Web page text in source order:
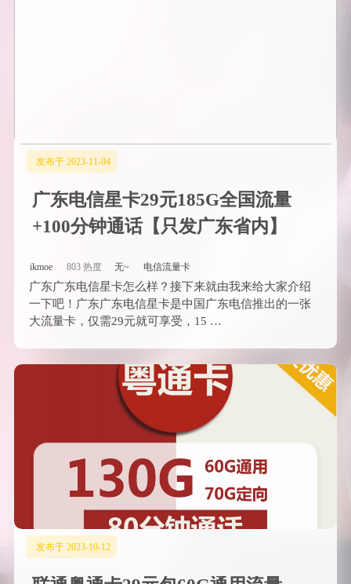
发布于 2023-11-04
广东电信星卡29元185G全国流量
+100分钟通话【只发广东省内】
ikmoe 803 热度 无~ 电信流量卡
广东广东电信星卡怎么样？接下来就由我来给大家介绍
一下吧！广东广东电信星卡是中国广东电信推出的一张
大流量卡，仅需29元就可享受，15 …
发布于 2023-10-12